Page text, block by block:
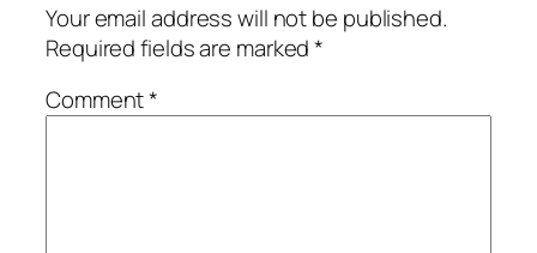
Your email address will not be published.
Required fields are marked*
Comment*